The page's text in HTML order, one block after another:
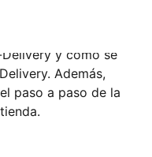
y cómo se
Además,
paso a paso de la